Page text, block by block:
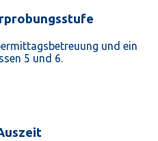
und ein
5 und 6.